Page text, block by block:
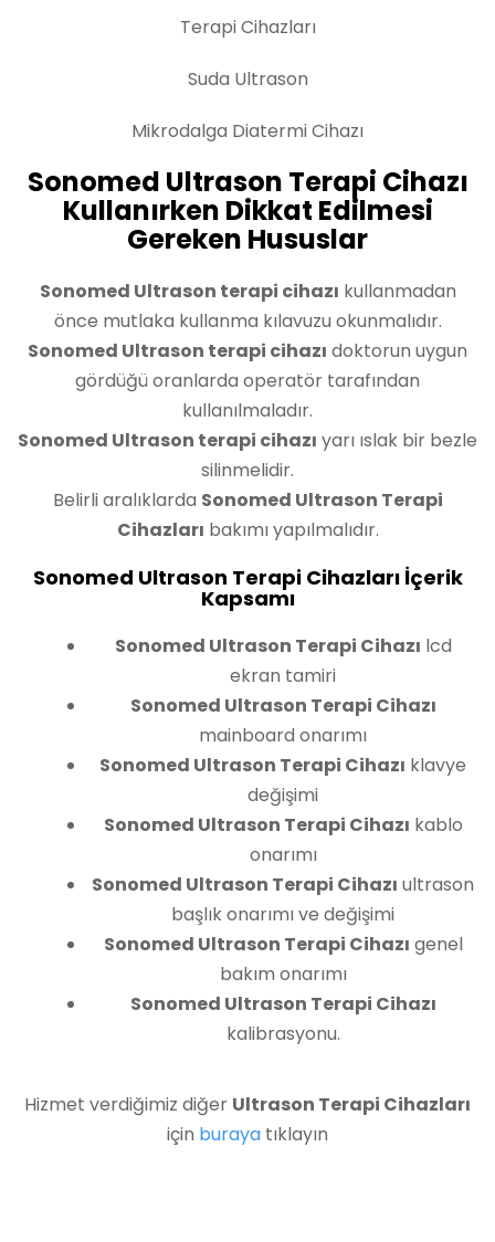
Terapi Cihazları
Suda Ultrason
Mikrodalga Diatermi Cihazı
Sonomed Ultrason Terapi Cihazı
Kullanırken Dikkat Edilmesi
Gereken Hususlar
Sonomed Ultrason terapi cihazı kullanmadan
önce mutlaka kullanma kılavuzu okunmalıdır.
Sonomed Ultrason terapi cihazı doktorun uygun
gördüğü oranlarda operatör tarafından
kullanılmaladır.
Sonomed Ultrason terapi cihazı yarı ıslak bir bezle
silinmelidir.
Belirli aralıklarda Sonomed Ultrason Terapi
Cihazları bakımı yapılmalıdır.
Sonomed Ultrason Terapi Cihazları İçerik
Kapsamı
Sonomed Ultrason Terapi Cihazı lcd
ekran tamiri
Sonomed Ultrason Terapi Cihazı
mainboard onarımı
Sonomed Ultrason Terapi Cihazı klavye
değişimi
Sonomed Ultrason Terapi Cihazı kablo
onarımı
Sonomed Ultrason Terapi Cihazı ultrason
başlık onarımı ve değişimi
Sonomed Ultrason Terapi Cihazı genel
bakım onarımı
Sonomed Ultrason Terapi Cihazı
kalibrasyonu.
Hizmet verdiğimiz diğer Ultrason Terapi Cihazları
için buraya tıklayın